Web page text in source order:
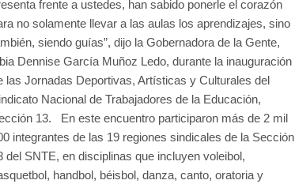
frente a ustedes, han sabido ponerle el corazón
no solamente llevar a las aulas los aprendizajes, sino
siendo guías”, dijo la Gobernadora de la Gente,
Dennise García Muñoz Ledo, durante la inauguración
las Jornadas Deportivas, Artísticas y Culturales del
Nacional de Trabajadores de la Educación,
13. En este encuentro participaron más de 2 mil
integrantes de las 19 regiones sindicales de la Sección
del SNTE, en disciplinas que incluyen voleibol,
handbol, béisbol, danza, canto, oratoria y